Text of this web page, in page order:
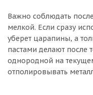
Важно соблюдать
мелкой. Если сразу
уберет царапины, а
пастами делают после
однородной на
отполировывать